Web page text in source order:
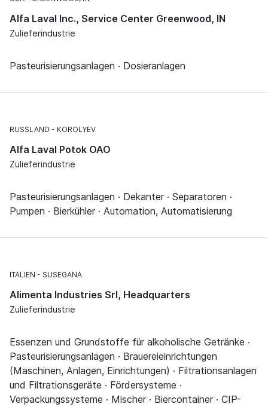
Alfa Laval Inc., Service Center Greenwood, IN
Zulieferindustrie
Pasteurisierungsanlagen · Dosieranlagen
RUSSLAND KOROLYEV
Alfa Laval Potok OAO
Zulieferindustrie
Pasteurisierungsanlagen · Dekanter · Separatoren ·
Pumpen · Bierkühler · Automation, Automatisierung
ITALIEN SUSEGANA
Alimenta Industries Srl, Headquarters
Zulieferindustrie
Essenzen und Grundstoffe für alkoholische Getränke ·
Pasteurisierungsanlagen · Brauereieinrichtungen
(Maschinen, Anlagen, Einrichtungen) · Filtrationsanlagen
und Filtrationsgeräte · Fördersysteme ·
Verpackungssysteme · Mischer · Biercontainer · CIP-